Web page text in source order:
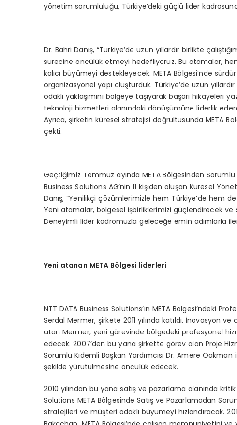
yönetim sorumluluğu, Türkiye’deki güçlü lider
Dr. Bahri Danış, “Türkiye’de uzun yıllardır birlikte
sürecine öncülük etmeyi hedefliyoruz. Bu atamalar,
kalıcı büyümeyi destekleyecek. META Bölgesi’nde
organizasyonel yapı oluşturduk. Türkiye’de uzun
odaklı yaklaşımını bölgeye taşıyarak başarı
teknoloji hizmetleri alanındaki dönüşümüne liderlik
Ayrıca, şirketin küresel stratejisi doğrultusunda META
çekti.
Geçtiğimiz Temmuz ayında META Bölgesinden Sorumlu
Business Solutions AG’nin 11 kişiden oluşan Küresel
Danış, “Yenilikçi çözümlerimizle hem Türkiye’de hem
Yeni atamalar, bölgesel işbirliklerimizi güçlendirecek
Deneyimli lider kadromuzla geleceğe emin adımlarla
Yeni atanan META Bölgesi liderleri
NTT DATA Business Solutions’ın META Bölgesi’ndeki
Serdal Mermer, şirkete 2011 yılında katıldı. İnovasyon
atan Mermer, yeni görevinde bölgedeki profesyonel
edecek. 2007’den bu yana şirkette görev alan Proje
Sorumlu Kıdemli Başkan Yardımcısı Dr. Amere
şekilde yürütülmesine öncülük edecek.
2010 yılından bu yana satış ve pazarlama alanında
Solutions META Bölgesinde Satış ve Pazarlamadan
stratejileri ve müşteri odaklı büyümeyi hızlandıracak.